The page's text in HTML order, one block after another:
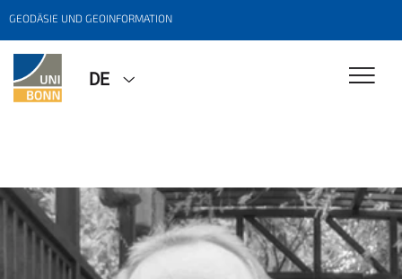
GEODÄSIE UND GEOINFORMATION
DE